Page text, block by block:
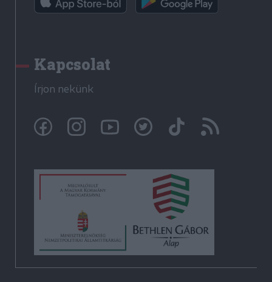
Kapcsolat
Írjon nekünk